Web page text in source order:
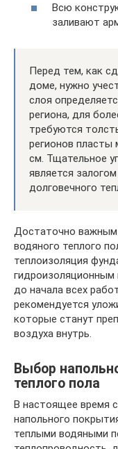
Всю
заливают
Перед тем, как
доме, нужно
слоя
региона, для
требуются
регионов
см. Тщательное
является
долговечного
Достаточно важным
водяного теплого
теплоизоляция
гидроизоляционным
до начала всех
рекомендуется
которые станут
воздуха внутрь.
Выбор
теплого пола
В настоящее время
напольного
теплыми водяными